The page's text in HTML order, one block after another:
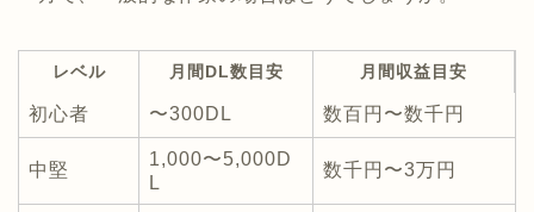
レベル 月間DL数目安 月間収益目安
初心者 〜300DL 数百円〜数千円
中堅
1,000〜5,000D
L
数千円〜3万円